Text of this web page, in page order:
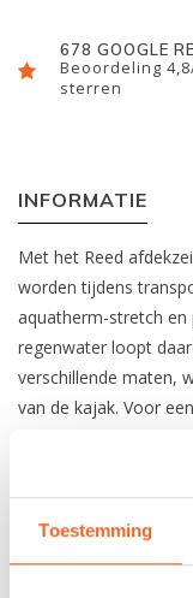
Toestemming
678 GOOGLE
Beoordeling
sterren
INFORMATIE
Met het Reed
worden tijdens
aquatherm-stretch
regenwater loopt
verschillende maten,
van de kajak. Voor
REVIEWS